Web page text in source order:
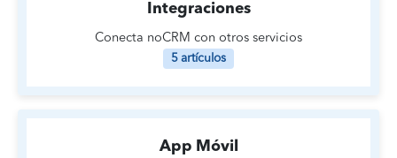
Integraciones
Conecta noCRM con otros servicios
5 artículos
App Móvil